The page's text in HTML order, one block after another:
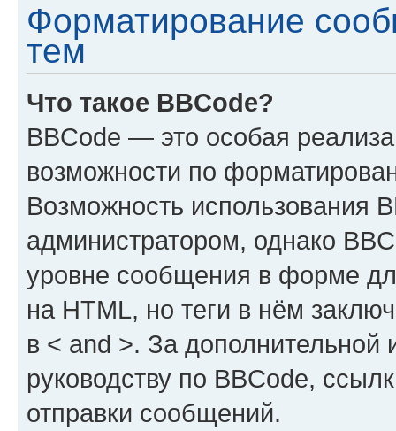
Форматирование
тем
Что такое BBCode?
BBCode — это особая
возможности по
Возможность использования
администратором, однако
уровне сообщения в форме
на HTML, но теги в нём
в < and >. За
руководству по BBCode,
отправки сообщений.